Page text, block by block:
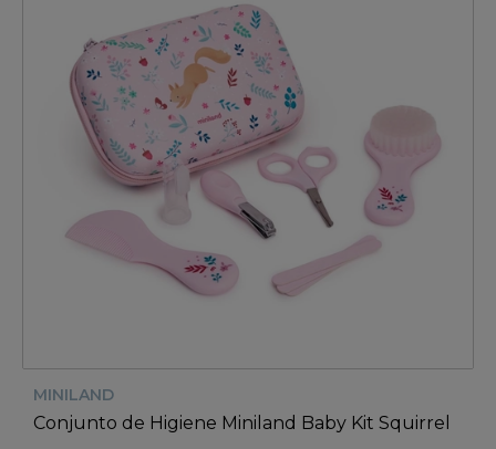
MINILAND
Conjunto de Higiene Miniland Baby Kit Squirrel